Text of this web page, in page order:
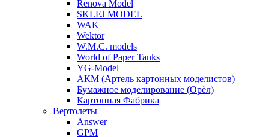
Renova Model
SKLEJ MODEL
WAK
Wektor
W.M.C. models
World of Paper Tanks
YG-Model
АКМ (Артель картонных моделистов)
Бумажное моделирование (Орёл)
Картонная Фабрика
Вертолеты
Answer
GPM